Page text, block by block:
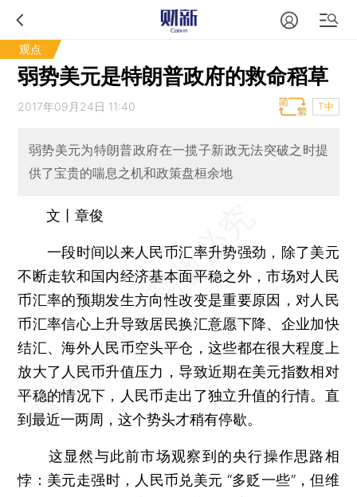
观点
弱势美元是特朗普政府的救命稻草
2017年09月24日 11:40 T中
弱势美元为特朗普政府在一揽子新政无法突破之时提
供了宝贵的喘息之机和政策盘桓余地
文丨章俊
一段时间以来人民币汇率升势强劲，除了美元
不断走软和国内经济基本面平稳之外，市场对人民
币汇率的预期发生方向性改变是重要原因，对人民
币汇率信心上升导致居民换汇意愿下降、企业加快
结汇、海外人民币空头平仓，这些都在很大程度上
放大了人民币升值压力，导致近期在美元指数相对
平稳的情况下，人民币走出了独立升值的行情。直
到最近一两周，这个势头才稍有停歇。
这显然与此前市场观察到的央行操作思路相
悖：美元走强时，人民币兑美元 “多贬一些”，但维